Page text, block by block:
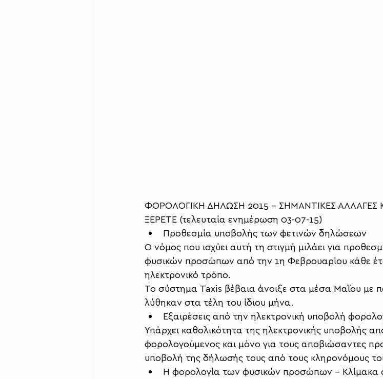
ΦΟΡΟΛΟΓΙΚΗ ΔΗΛΩΣΗ 2015 – ΣΗΜΑΝΤΙΚΕΣ ΑΛΛΑΓΕΣ
ΞΕΡΕΤΕ (τελευταία ενημέρωση 03-07-15)
Προθεσμία υποβολής των φετινών δηλώσεων
Ο νόμος που ισχύει αυτή τη στιγμή μιλάει για
φυσικών προσώπων από την 1η Φεβρουαρίου κάθε
ηλεκτρονικό τρόπο.
Το σύστημα Taxis βέβαια άνοιξε στα μέσα Μαΐου με
λύθηκαν στα τέλη του ίδιου μήνα.
Εξαιρέσεις από την ηλεκτρονική υποβολή
Υπάρχει καθολικότητα της ηλεκτρονικής υποβολής
φορολογούμενος και μόνο για τους αποβιώσαντες
υποβολή της δήλωσής τους από τους κληρονόμους
Η φορολογία των φυσικών προσώπων – Κλίμακα